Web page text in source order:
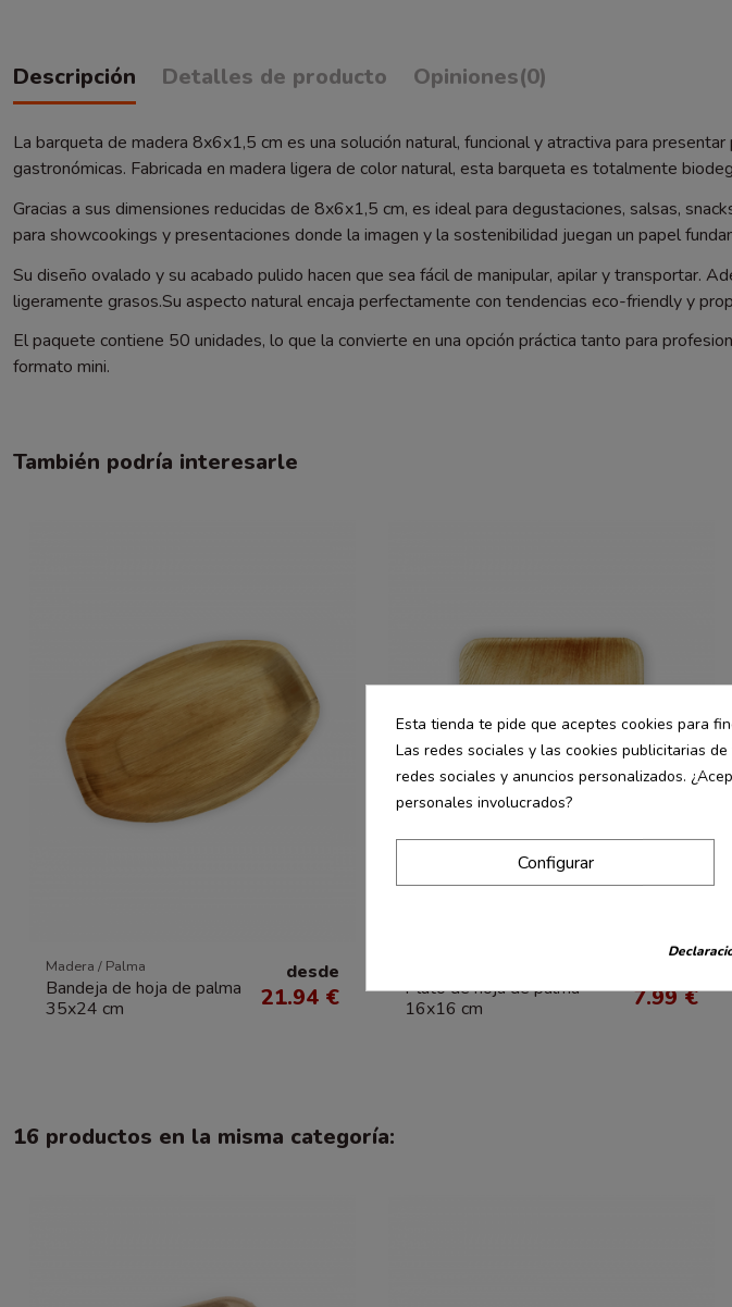
Descripción Detalles de producto Opiniones(0)
La barqueta de madera 8x6x1,5 cm es una solución natural, funcional y atractiva para
gastronómicas. Fabricada en madera ligera de color natural, esta barqueta es totalmente
Gracias a sus dimensiones reducidas de 8x6x1,5 cm, es ideal para degustaciones, salsas,
para showcookings y presentaciones donde la imagen y la sostenibilidad juegan un papel
Su diseño ovalado y su acabado pulido hacen que sea fácil de manipular, apilar y transportar.
ligeramente grasos.Su aspecto natural encaja perfectamente con tendencias eco-friendly y
El paquete contiene 50 unidades, lo que la convierte en una opción práctica tanto para
formato mini.
También podría interesarle
Madera / Palma
Bandeja de hoja de palma
35x24 cm
desde
21.94 €
Plato de hoja de palma
16x16 cm
7.99 €
16 productos en la misma categoría:
Esta tienda te pide que aceptes cookies para
Las redes sociales y las cookies publicitarias
redes sociales y anuncios personalizados.
personales involucrados?
Configurar